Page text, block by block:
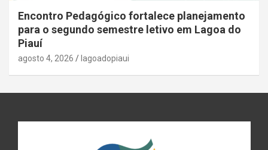
Encontro Pedagógico fortalece planejamento
para o segundo semestre letivo em Lagoa do
Piauí
agosto 4, 2026 lagoadopiaui